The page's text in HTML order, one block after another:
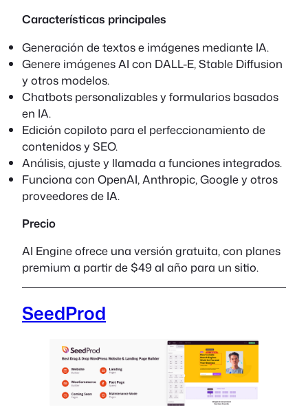
Características principales
Generación de textos e imágenes mediante IA.
Genere imágenes AI con DALL-E, Stable Diffusion
y otros modelos.
Chatbots personalizables y formularios basados
en IA.
Edición copiloto para el perfeccionamiento de
contenidos y SEO.
Análisis, ajuste y llamada a funciones integrados.
Funciona con OpenAI, Anthropic, Google y otros
proveedores de IA.
Precio
AI Engine ofrece una versión gratuita, con planes
premium a partir de $49 al año para un sitio.
SeedProd